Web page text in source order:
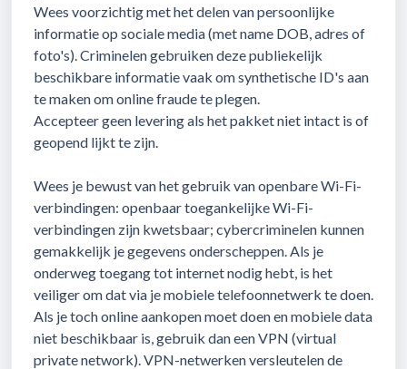
Wees voorzichtig met het delen van persoonlijke
informatie op sociale media (met name DOB, adres of
foto's). Criminelen gebruiken deze publiekelijk
beschikbare informatie vaak om synthetische ID's aan
te maken om online fraude te plegen.
Accepteer geen levering als het pakket niet intact is of
geopend lijkt te zijn.
Wees je bewust van het gebruik van openbare Wi-Fi-
verbindingen: openbaar toegankelijke Wi-Fi-
verbindingen zijn kwetsbaar; cybercriminelen kunnen
gemakkelijk je gegevens onderscheppen. Als je
onderweg toegang tot internet nodig hebt, is het
veiliger om dat via je mobiele telefoonnetwerk te doen.
Als je toch online aankopen moet doen en mobiele data
niet beschikbaar is, gebruik dan een VPN (virtual
private network). VPN-netwerken versleutelen de